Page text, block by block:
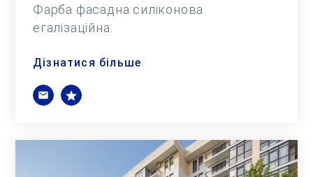
Фарба фасадна силіконова
егалізаційна.
Дізнатися більше